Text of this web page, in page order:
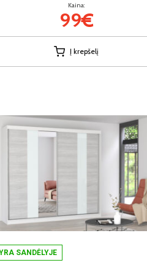
Kaina:
99€
Į krepšelį
SANDĖLYJE